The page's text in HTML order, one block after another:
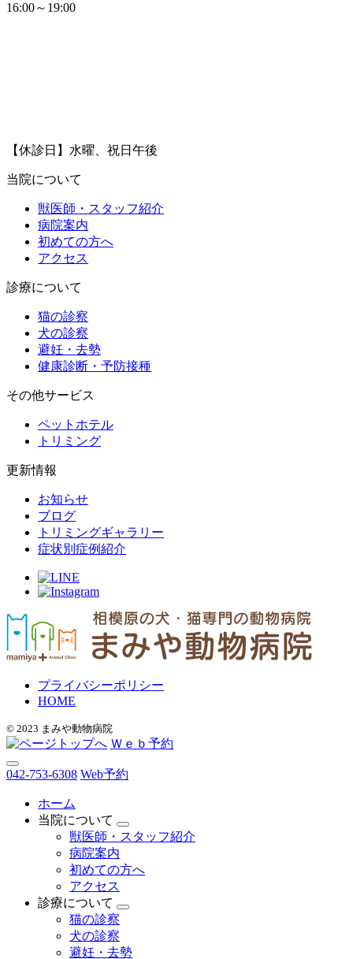
16:00～19:00
【休診日】水曜、祝日午後
当院について
獣医師・スタッフ紹介
病院案内
初めての方へ
アクセス
診療について
猫の診察
犬の診察
避妊・去勢
健康診断・予防接種
その他サービス
ペットホテル
トリミング
更新情報
お知らせ
ブログ
トリミングギャラリー
症状別症例紹介
プライバシーポリシー
HOME
© 2023 まみや動物病院
Ｗｅｂ予約
042-753-6308 Web予約
ホーム
当院について
獣医師・スタッフ紹介
病院案内
初めての方へ
アクセス
診療について
猫の診察
犬の診察
避妊・去勢